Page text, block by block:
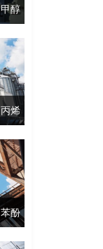
甲醇
丙烯
苯酚